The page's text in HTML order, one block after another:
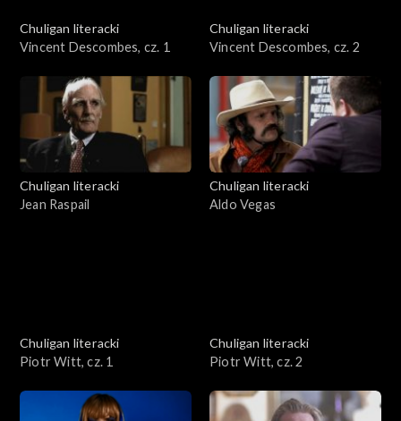
Chuligan literacki
Vincent Descombes, cz. 1
Chuligan literacki
Vincent Descombes, cz. 2
Chuligan literacki
Jean Raspail
Chuligan literacki
Aldo Vegas
Chuligan literacki
Piotr Witt, cz. 1
Chuligan literacki
Piotr Witt, cz. 2